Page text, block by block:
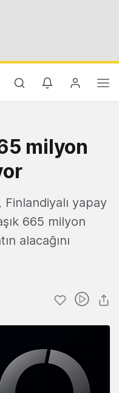
milyon
yapay
665 milyon
alacağını